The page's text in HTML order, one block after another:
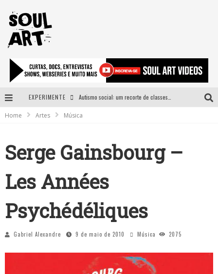
EXPERIMENTE
A subida da rampa é diferente!
Home Artes Música
Serge Gainsbourg –
Les Années
Psychédéliques
Gabriel Alexandre 9 de maio de 2010 Música 2075